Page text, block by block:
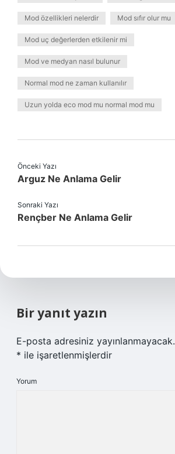
Mod özellikleri nelerdir Mod sıfır olur mu
Mod uç değerlerden etkilenir mi
Mod ve medyan nasıl bulunur
Normal mod ne zaman kullanılır
Uzun yolda eco mod mu normal mod mu
Önceki Yazı
Arguz Ne Anlama Gelir
Sonraki Yazı
Rençber Ne Anlama Gelir
Bir yanıt yazın
E-posta adresiniz yayınlanmayacak.
* ile işaretlenmişlerdir
Yorum